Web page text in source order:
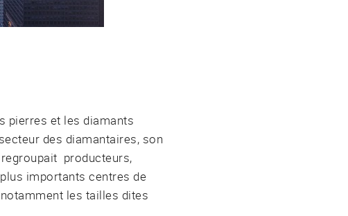
pierres et les diamants
des diamantaires, son
regroupait producteurs,
importants centres de
les tailles dites